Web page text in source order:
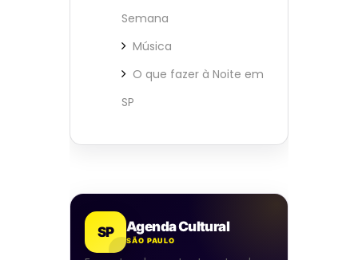
Semana
Música
O que fazer à Noite em
SP
SP Agenda Cultural
SÃO PAULO